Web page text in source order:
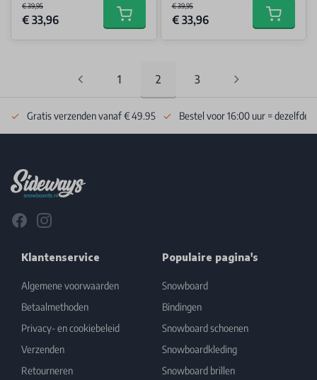
€ 39,95
€ 33,96 Add to cart
€ 39,95
€ 33,96 Add to
Pagina
1 You're currently reading page
2 Pagina
3
Gratis verzenden vanaf € 49.95 Bestel voor 16:00 uur = dezelfde
FacebookInstagram
Klantenservice
Algemene voorwaarden
Betaalmethoden
Privacy- en cookiebeleid
Verzenden
Retourneren
Populaire pagina's
Snowboard
Bindingen
Snowboard schoenen
Snowboardkleding
Snowboard brillen